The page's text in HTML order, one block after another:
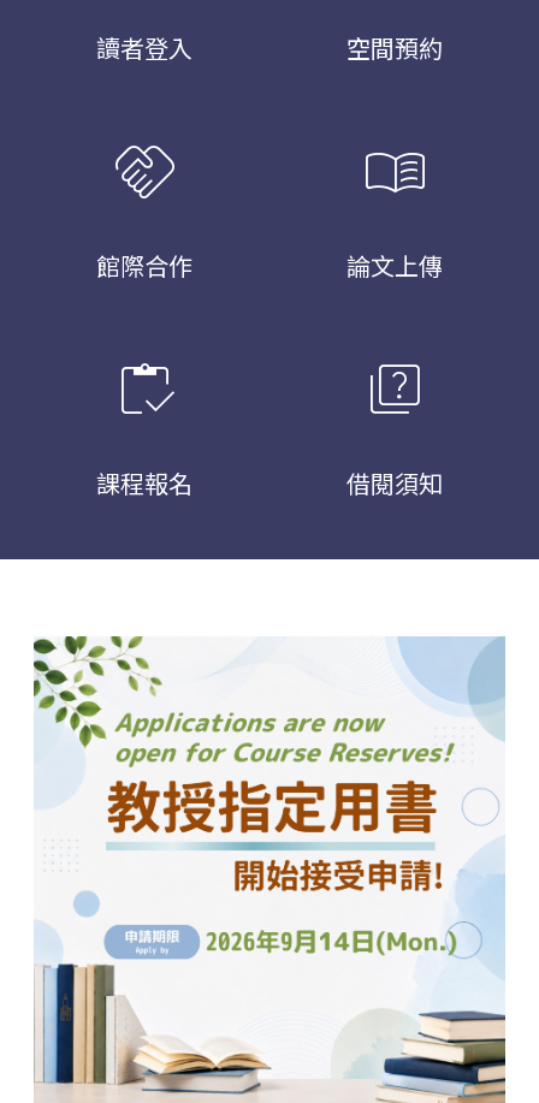
讀者登入 空間預約
handshake
館際合作
menu_book
論文上傳
inventory
課程報名
quiz
借閱須知